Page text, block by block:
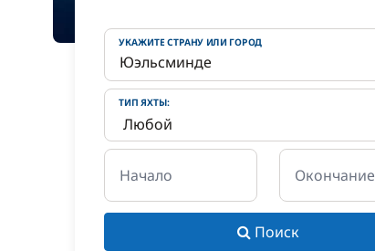
УКАЖИТЕ СТРАНУ ИЛИ ГОРОД
ТИП ЯХТЫ:
Начало Окончание
Поиск